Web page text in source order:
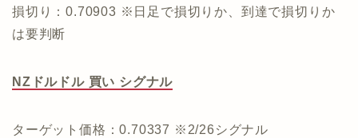
損切り：0.70903 ※日足で損切りか、到達で損切りか
は要判断
NZドルドル 買い シグナル
ターゲット価格：0.70337 ※2/26シグナル